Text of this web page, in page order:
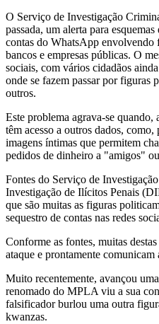
O Serviço de Investigação
passada, um alerta para
contas do WhatsApp envolvendo
bancos e empresas públicas. O
sociais, com vários cidadãos
onde se fazem passar por figuras
outros.
Este problema agrava-se
têm acesso a outros dados,
imagens íntimas que permitem
pedidos de dinheiro a "amigos"
Fontes do Serviço de
Investigação de Ilícitos Penais
que são muitas as figuras
sequestro de contas nas redes
Conforme as fontes, muitas
ataque e prontamente comunicam
Muito recentemente, avançou
renomado do MPLA viu a sua
falsificador burlou uma outra
kwanzas.